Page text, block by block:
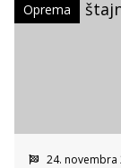
24. novembra
Oprema